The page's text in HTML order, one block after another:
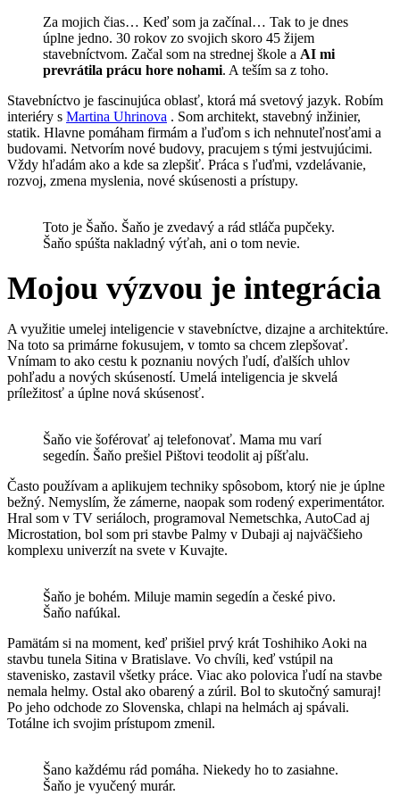
Za mojich čias… Keď som ja začínal… Tak to je dnes
úplne jedno. 30 rokov zo svojich skoro 45 žijem
stavebníctvom. Začal som na strednej škole a AI mi
prevrátila prácu hore nohami. A teším sa z toho.
Stavebníctvo je fascinujúca oblasť, ktorá má svetový jazyk. Robím
interiéry s Martina Uhrinova . Som architekt, stavebný inžinier,
statik. Hlavne pomáham firmám a ľuďom s ich nehnuteľnosťami a
budovami. Netvorím nové budovy, pracujem s tými jestvujúcimi.
Vždy hľadám ako a kde sa zlepšiť. Práca s ľuďmi, vzdelávanie,
rozvoj, zmena myslenia, nové skúsenosti a prístupy.
Toto je Šaňo. Šaňo je zvedavý a rád stláča pupčeky.
Šaňo spúšta nakladný výťah, ani o tom nevie.
Mojou výzvou je integrácia
A využitie umelej inteligencie v stavebníctve, dizajne a architektúre.
Na toto sa primárne fokusujem, v tomto sa chcem zlepšovať.
Vnímam to ako cestu k poznaniu nových ľudí, ďalších uhlov
pohľadu a nových skúseností. Umelá inteligencia je skvelá
príležitosť a úplne nová skúsenosť.
Šaňo vie šoférovať aj telefonovať. Mama mu varí
segedín. Šaňo prešiel Pištovi teodolit aj píšťalu.
Často používam a aplikujem techniky spôsobom, ktorý nie je úplne
bežný. Nemyslím, že zámerne, naopak som rodený experimentátor.
Hral som v TV seriáloch, programoval Nemetschka, AutoCad aj
Microstation, bol som pri stavbe Palmy v Dubaji aj najväčšieho
komplexu univerzít na svete v Kuvajte.
Šaňo je bohém. Miluje mamin segedín a české pivo.
Šaňo nafúkal.
Pamätám si na moment, keď prišiel prvý krát Toshihiko Aoki na
stavbu tunela Sitina v Bratislave. Vo chvíli, keď vstúpil na
stavenisko, zastavil všetky práce. Viac ako polovica ľudí na stavbe
nemala helmy. Ostal ako obarený a zúril. Bol to skutočný samuraj!
Po jeho odchode zo Slovenska, chlapi na helmách aj spávali.
Totálne ich svojim prístupom zmenil.
Šano každému rád pomáha. Niekedy ho to zasiahne.
Šaňo je vyučený murár.